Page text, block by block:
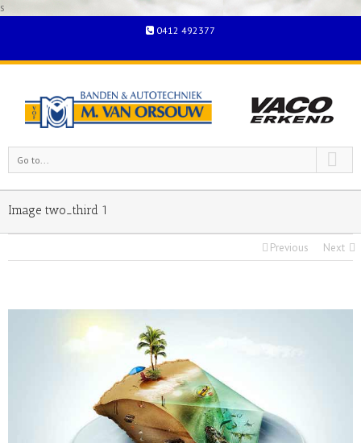
s
0412 492377
Go to...
Image two_third 1
Previous Next